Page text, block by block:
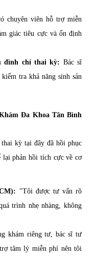
chuyên viên hỗ trợ miễn
giác tiêu cực và ổn định
đình chỉ thai kỳ: Bác sĩ
tra khả năng sinh sản
Đa Khoa Tân Bình
kỳ tại đây đã hồi phục
lại phản hồi tích cực về cơ
"Tôi được tư vấn rõ
trình nhẹ nhàng, không
khám riêng tư, bác sĩ tư
tâm lý miễn phí nên tôi